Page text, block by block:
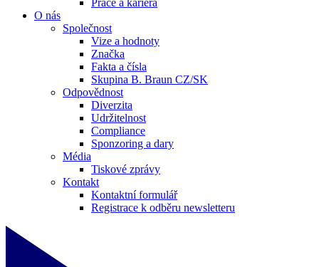
Práce a kariéra
O nás
Společnost
Vize a hodnoty
Značka
Fakta a čísla
Skupina B. Braun CZ/SK
Odpovědnost
Diverzita
Udržitelnost
Compliance
Sponzoring a dary
Média
Tiskové zprávy
Kontakt
Kontaktní formulář
Registrace k odběru newsletteru